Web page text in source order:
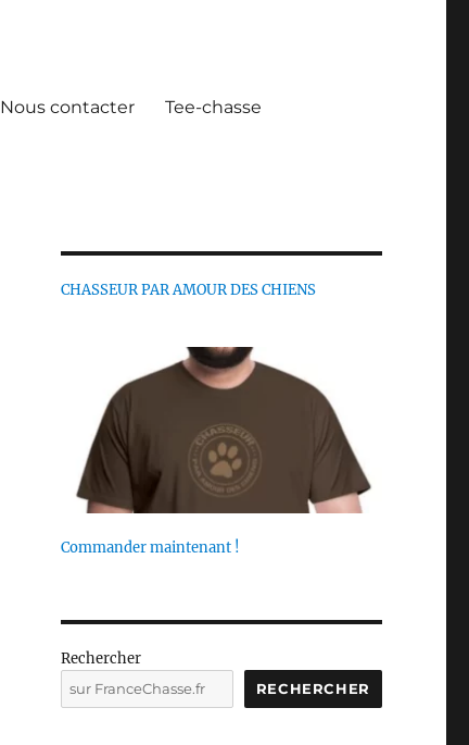
Nous contacter Tee-chasse
CHASSEUR PAR AMOUR DES CHIENS
Commander maintenant !
Rechercher
RECHERCHER